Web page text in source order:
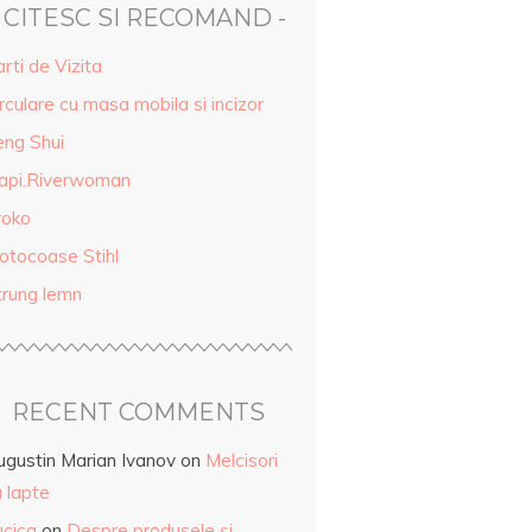
CITESC SI RECOMAND -
de Vizita
cu masa mobila si incizor
Shui
Stihl
lemn
RECENT COMMENTS
Marian Ivanov on Melcisori
lapte